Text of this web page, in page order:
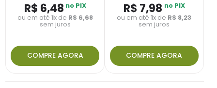
R$ 6,48 no PIX
ou em até 1x de R$ 6,68
sem juros
COMPRE AGORA
R$ 7,98 no PIX
ou em até1x de R$ 8,23
sem juros
COMPRE AGORA